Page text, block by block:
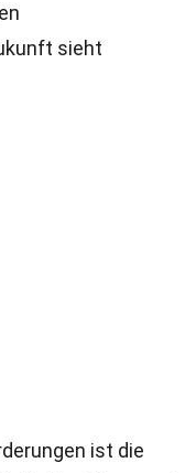
sieht
ist die